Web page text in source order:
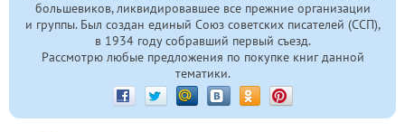
большевиков, ликвидировавшее все прежние организации
и группы. Был создан единый Союз советских писателей (ССП),
в 1934 году собравший первый съезд.
Рассмотрю любые предложения по покупке книг данной
тематики.